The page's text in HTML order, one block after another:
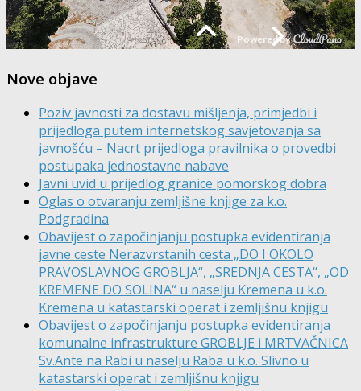
Nove objave
Poziv javnosti za dostavu mišljenja, primjedbi i
prijedloga putem internetskog savjetovanja sa
javnošću – Nacrt prijedloga pravilnika o provedbi
postupaka jednostavne nabave
Javni uvid u prijedlog granice pomorskog dobra
Oglas o otvaranju zemljišne knjige za k.o.
Podgradina
Obavijest o započinjanju postupka evidentiranja
javne ceste Nerazvrstanih cesta „DO I OKOLO
PRAVOSLAVNOG GROBLJA“, „SREDNJA CESTA“, „OD
KREMENE DO SOLINA“ u naselju Kremena u k.o.
Kremena u katastarski operat i zemljišnu knjigu
Obavijest o započinjanju postupka evidentiranja
komunalne infrastrukture GROBLJE i MRTVAČNICA
Sv.Ante na Rabi u naselju Raba u k.o. Slivno u
katastarski operat i zemljišnu knjigu